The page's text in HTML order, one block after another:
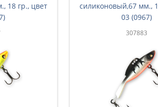
18 гр., цвет
силиконовый,67 мм.,
03 (0967)
307883